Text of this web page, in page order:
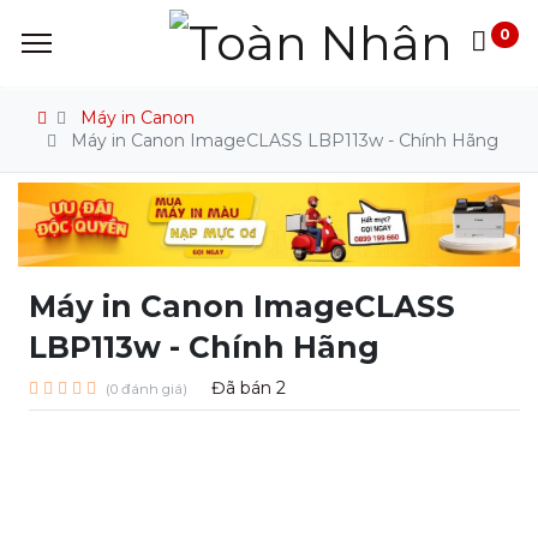
0
Máy in Canon
Máy in Canon ImageCLASS LBP113w - Chính Hãng
Máy in Canon ImageCLASS
LBP113w - Chính Hãng
(0 đánh giá) Đã bán 2